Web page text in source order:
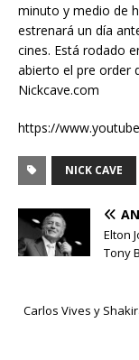
minuto y medio de
estrenará un día
cines. Está rodado
abierto el pre order
Nickcave.com
https://
NICK CAVE
Elton
Tony
Carlos Vives y